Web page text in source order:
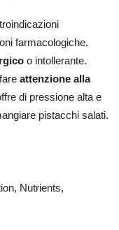
farmacologiche.
o intollerante.
attenzione alla
di pressione alta e
pistacchi salati.
Nutrients,